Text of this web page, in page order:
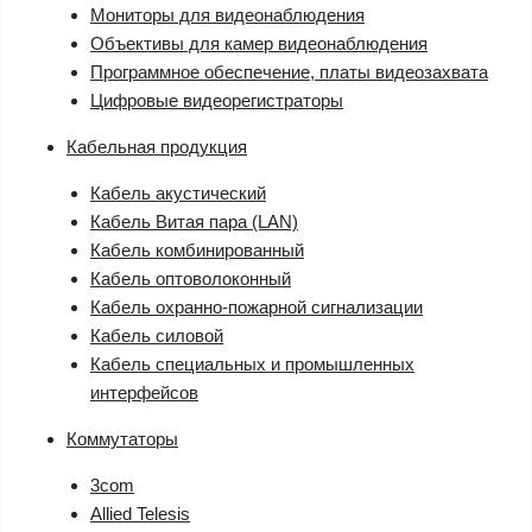
Мониторы для видеонаблюдения
Объективы для камер видеонаблюдения
Программное обеспечение, платы видеозахвата
Цифровые видеорегистраторы
Кабельная продукция
Кабель акустический
Кабель Витая пара (LAN)
Кабель комбинированный
Кабель оптоволоконный
Кабель охранно-пожарной сигнализации
Кабель силовой
Кабель специальных и промышленных
интерфейсов
Коммутаторы
3com
Allied Telesis